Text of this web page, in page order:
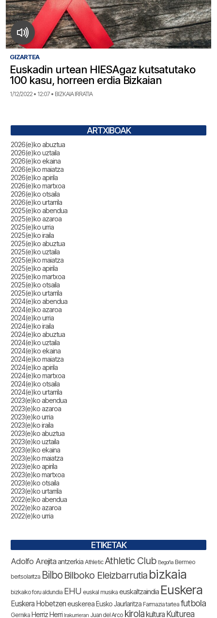
GIZARTEA
Euskadin urtean HIESAgaz kutsatutako
100 kasu, horreen erdia Bizkaian
1/12/2022 • 12:07 • BIZKAIA IRRATIA
ARTXIBOAK
2026(e)ko abuztua
2026(e)ko uztaila
2026(e)ko ekaina
2026(e)ko maiatza
2026(e)ko apirila
2026(e)ko martxoa
2026(e)ko otsaila
2026(e)ko urtarrila
2025(e)ko abendua
2025(e)ko azaroa
2025(e)ko urria
2025(e)ko iraila
2025(e)ko abuztua
2025(e)ko uztaila
2025(e)ko maiatza
2025(e)ko apirila
2025(e)ko martxoa
2025(e)ko otsaila
2025(e)ko urtarrila
2024(e)ko abendua
2024(e)ko azaroa
2024(e)ko urria
2024(e)ko iraila
2024(e)ko abuztua
2024(e)ko uztaila
2024(e)ko ekaina
2024(e)ko maiatza
2024(e)ko apirila
2024(e)ko martxoa
2024(e)ko otsaila
2024(e)ko urtarrila
2023(e)ko abendua
2023(e)ko azaroa
2023(e)ko urria
2023(e)ko iraila
2023(e)ko abuztua
2023(e)ko uztaila
2023(e)ko ekaina
2023(e)ko maiatza
2023(e)ko apirila
2023(e)ko martxoa
2023(e)ko otsaila
2023(e)ko urtarrila
2022(e)ko abendua
2022(e)ko azaroa
2022(e)ko urria
ETIKETAK
Adolfo Arejitaantzerkia Athletic Athletic Club Begoña Bermeo
bertsolaritza Bilbo Bilboko Eleizbarrutia bizkaia
bizkaiko foru aldundia EHU euskal musika euskaltzaindia Euskera
Euskera Hobetzeneuskerea Eusko Jaurlaritza Farmazia tartea futbola
Gernika Herriz Herri Irakurrieran Juan del Arco kirola kultura Kulturea